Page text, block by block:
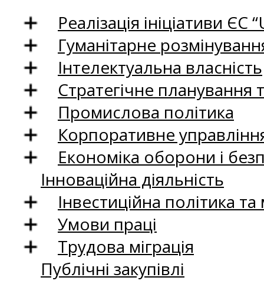
Реалізація ініціативи ЄС
Гуманітарне
Інтелектуальна власність
Стратегічне
Промислова політика
Корпоративне
Економіка оборони і
Інноваційна діяльність
Інвестиційна політика
Умови праці
Трудова міграція
Публічні закупівлі